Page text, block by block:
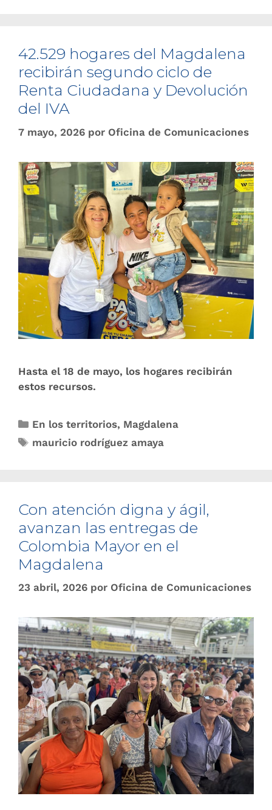
42.529 hogares del Magdalena
recibirán segundo ciclo de
Renta Ciudadana y Devolución
del IVA
7 mayo, 2026 por Oficina de Comunicaciones
Hasta el 18 de mayo, los hogares recibirán
estos recursos.
En los territorios, Magdalena
mauricio rodríguez amaya
Con atención digna y ágil,
avanzan las entregas de
Colombia Mayor en el
Magdalena
23 abril, 2026 por Oficina de Comunicaciones